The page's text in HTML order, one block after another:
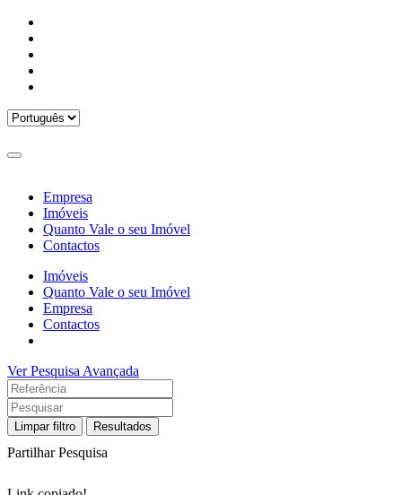
Empresa
Imóveis
Quanto Vale o seu Imóvel
Contactos
Imóveis
Quanto Vale o seu Imóvel
Empresa
Contactos
Ver Pesquisa Avançada
Limpar filtro Resultados
Partilhar Pesquisa